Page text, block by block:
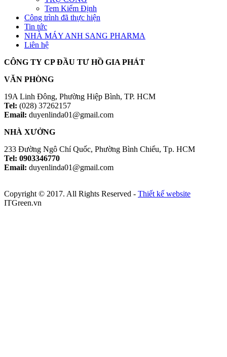
Tem Kiểm Định
Công trình đã thực hiện
Tin tức
NHÀ MÁY ANH SANG PHARMA
Liên hệ
CÔNG TY CP ĐẦU TƯ HỒ GIA PHÁT
VĂN PHÒNG
19A Linh Đông, Phường Hiệp Bình, TP. HCM
Tel: (028) 37262157
Email: duyenlinda01@gmail.com
NHÀ XƯỞNG
233 Đường Ngô Chí Quốc, Phường Bình Chiểu, Tp. HCM
Tel: 0903346770
Email: duyenlinda01@gmail.com
Copyright © 2017. All Rights Reserved - Thiết kế website
ITGreen.vn